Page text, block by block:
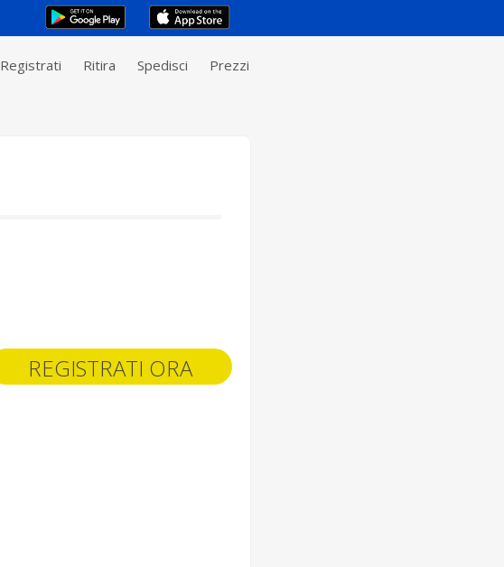
Registrati Ritira Spedisci Prezzi
REGISTRATI ORA